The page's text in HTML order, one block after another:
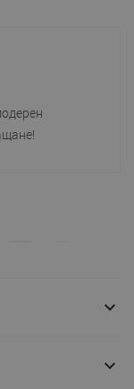

